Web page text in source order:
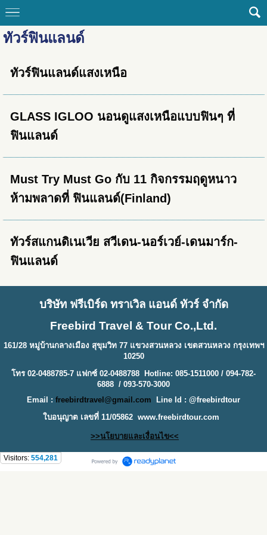
ทัวร์ฟินแลนด์
ทัวร์ฟินแลนด์แสงเหนือ
GLASS IGLOO นอนดูแสงเหนือแบบฟินๆ ที่
ฟินแลนด์
Must Try Must Go กับ 11 กิจกรรมฤดูหนาว
ห้ามพลาดที่ ฟินแลนด์(Finland)
ทัวร์สแกนดิเนเวีย สวีเดน-นอร์เวย์-เดนมาร์ก-
ฟินแลนด์
บริษัท ฟรีเบิร์ด ทราเวิล แอนด์ ทัวร์ จำกัด
Freebird Travel & Tour Co.,Ltd.
161/28 หมู่บ้านกลางเมือง สุขุมวิท 77 แขวงสวนหลวง เขตสวนหลวง กรุงเทพฯ
10250
โทร 02-0488785-7 แฟกซ์ 02-0488788 Hotline: 085-1511000 / 094-782-
6888 / 093-570-3000
Email : freebirdtravel@gmail.com
Line Id : @freebirdtour
ใบอนุญาต เลขที่ 11/05862 www.freebirdtour.com
>>นโยบายและเงื่อนไข<<
Visitors: 554,281